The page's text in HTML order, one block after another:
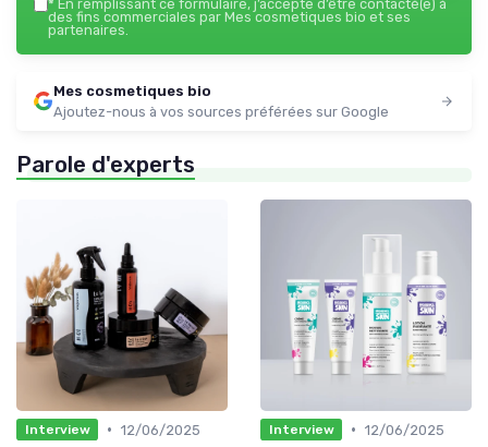
* En remplissant ce formulaire, j’accepte d’être contacté(e) à
des fins commerciales par Mes cosmetiques bio et ses
partenaires.
Mes cosmetiques bio
Ajoutez-nous à vos sources préférées sur Google
Parole d'experts
Interview • 12/06/2025
Interview • 12/06/2025